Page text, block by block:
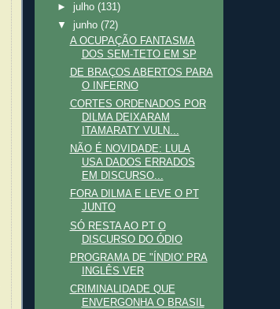
► julho(131)
▼ junho(72)
A OCUPAÇÃO FANTASMA
DOS SEM-TETO EM SP
DE BRAÇOS ABERTOS PARA
O INFERNO
CORTES ORDENADOS POR
DILMA DEIXARAM
ITAMARATY VULN...
NÃO É NOVIDADE: LULA
USA DADOS ERRADOS
EM DISCURSO...
FORA DILMA E LEVE O PT
JUNTO
SÓ RESTA AO PT O
DISCURSO DO ÓDIO
PROGRAMA DE "ÍNDIO' PRA
INGLÊS VER
CRIMINALIDADE QUE
ENVERGONHA O BRASIL